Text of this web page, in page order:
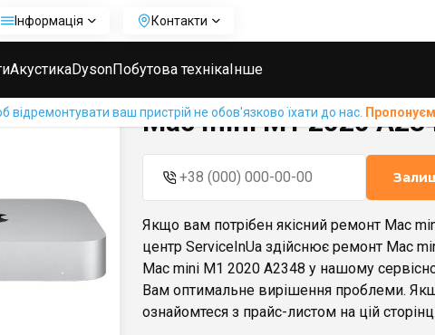
Інформація Контакти
АкустикаDysonПобутова технікаІнше
відремонтувати ваш пристрій не обов'язково їхати до нас.
Ремонт Apple Mac Mini Mac mini M1 2020 A2348
Mac mini M1 2020
Якщо вам потрібен якісний ремонт Mac
центр ServiceInUa здійснює ремонт Mac
Mac mini M1 2020 A2348 у нашому
Вам оптимальне вирішення проблеми.
ознайомтеся з прайс-листом на цій